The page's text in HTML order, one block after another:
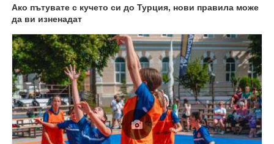
Ако пътувате с кучето си до Турция, нови правила може
да ви изненадат